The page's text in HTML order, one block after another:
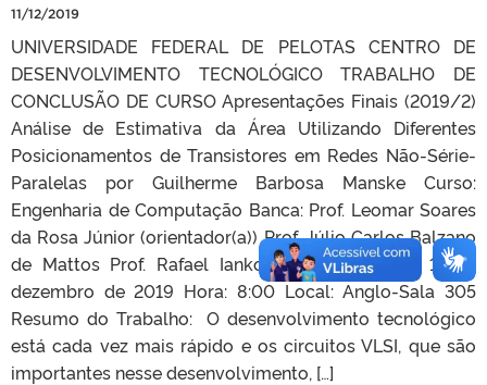
11/12/2019
UNIVERSIDADE FEDERAL DE PELOTAS CENTRO DE
DESENVOLVIMENTO TECNOLÓGICO TRABALHO DE
CONCLUSÃO DE CURSO Apresentações Finais (2019/2)
Análise de Estimativa da Área Utilizando Diferentes
Posicionamentos de Transistores em Redes Não-Série-
Paralelas por Guilherme Barbosa Manske Curso:
Engenharia de Computação Banca: Prof. Leomar Soares
da Rosa Júnior (orientador(a)) Prof. Júlio Carlos Balzano
de Mattos Prof. Rafael Iankowski Soares Data: 11 de
dezembro de 2019 Hora: 8:00 Local: Anglo-Sala 305
Resumo do Trabalho: O desenvolvimento tecnológico
está cada vez mais rápido e os circuitos VLSI, que são
importantes nesse desenvolvimento, […]